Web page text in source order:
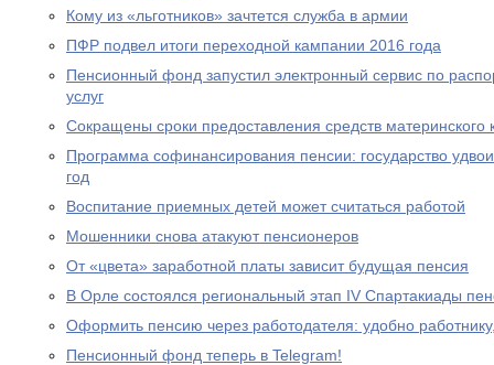
Кому из «льготников» зачтется служба в армии
ПФР подвел итоги переходной кампании 2016 года
Пенсионный фонд запустил электронный сервис по
услуг
Сокращены сроки предоставления средств материнского
Программа софинансирования пенсии: государство
год
Воспитание приемных детей может считаться работой
Мошенники снова атакуют пенсионеров
От «цвета» заработной платы зависит будущая пенсия
В Орле состоялся региональный этап IV Спартакиады
Оформить пенсию через работодателя: удобно
Пенсионный фонд теперь в Telegram!